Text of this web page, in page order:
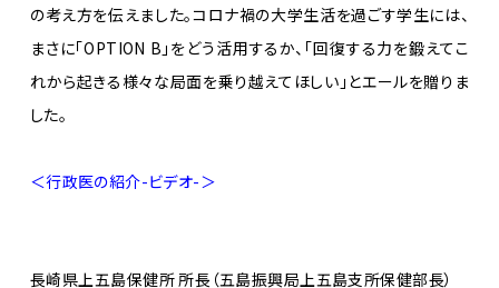
の考え方を伝えました。コロナ禍の大学生活を過ごす学生には、
まさに「OPTION B」をどう活用するか、「回復する力を鍛えてこ
れから起きる様々な局面を乗り越えてほしい」とエールを贈りま
した。
＜行政医の紹介-ビデオ-＞
長崎県上五島保健所 所長（五島振興局上五島支所保健部長）